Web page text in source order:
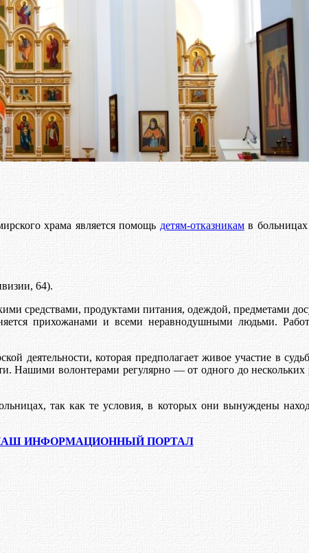
храма является помощь детям-отказникамв
64).
средствами, продуктами питания, одеждой, предметами
прихожанами и всеми неравнодушными людьми.
деятельности, которая предполагает живое участие в
Нашими волонтерами регулярно — от одного до
так как те условия, в которых они вынуждены
ИНФОРМАЦИОННЫЙ ПОРТАЛ